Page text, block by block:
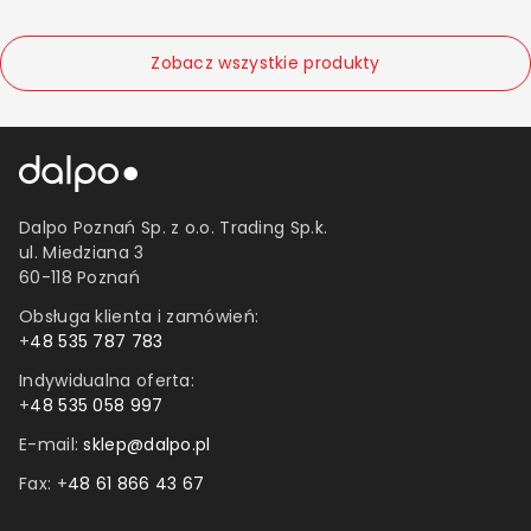
Zobacz wszystkie produkty
Dalpo Poznań Sp. z o.o. Trading Sp.k.
ul. Miedziana 3
60-118 Poznań
Obsługa klienta i zamówień:
+48 535 787 783
Indywidualna oferta:
+48 535 058 997
E-mail:sklep@dalpo.pl
Fax: +48 61 866 43 67